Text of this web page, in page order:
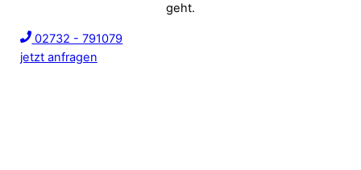
geht.
02732 - 791079
jetzt anfragen